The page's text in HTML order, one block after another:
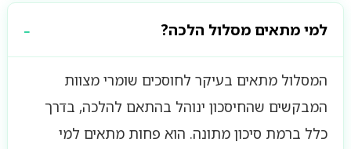
למי מתאים מסלול הלכה?
המסלול מתאים בעיקר לחוסכים שומרי מצוות
המבקשים שהחיסכון ינוהל בהתאם להלכה, בדרך
כלל ברמת סיכון מתונה. הוא פחות מתאים למי